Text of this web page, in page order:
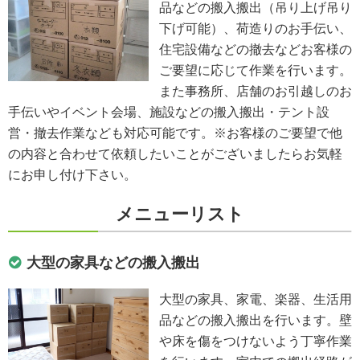
品などの搬入搬出（吊り上げ吊り
下げ可能）、荷造りのお手伝い、
住宅設備などの撤去などお客様の
ご要望に応じて作業を行います。
また事務所、店舗のお引越しのお
手伝いやイベント会場、施設などの搬入搬出・テント設
営・撤去作業なども対応可能です。※お客様のご要望で他
の内容と合わせて依頼したいことがございましたらお気軽
にお申し付け下さい。
メニューリスト
大型の家具などの搬入搬出
大型の家具、家電、楽器、生活用
品などの搬入搬出を行います。壁
や床を傷をつけないよう丁寧作業